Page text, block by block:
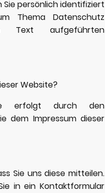
persönlich identifiziert
Thema Datenschutz
Text aufgeführten
Website?
erfolgt durch den
dem Impressum dieser
Sie uns diese mitteilen.
in ein Kontaktformular